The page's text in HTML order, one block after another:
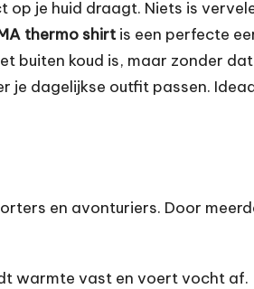
je huid draagt. Niets is
thermo shirt is een perfecte
buiten koud is, maar zonder
dagelijkse outfit passen.
en avonturiers. Door
warmte vast en voert vocht af.